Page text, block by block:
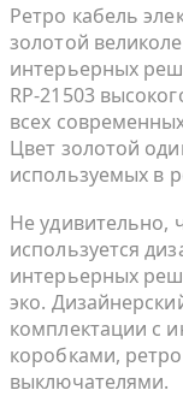
Ретро кабель
золотой
интерьерных
RP-21503
всех
Цвет золотой
используемых в
Не удивительно,
используется
интерьерных
эко.
комплектации с
коробками,
выключателями.